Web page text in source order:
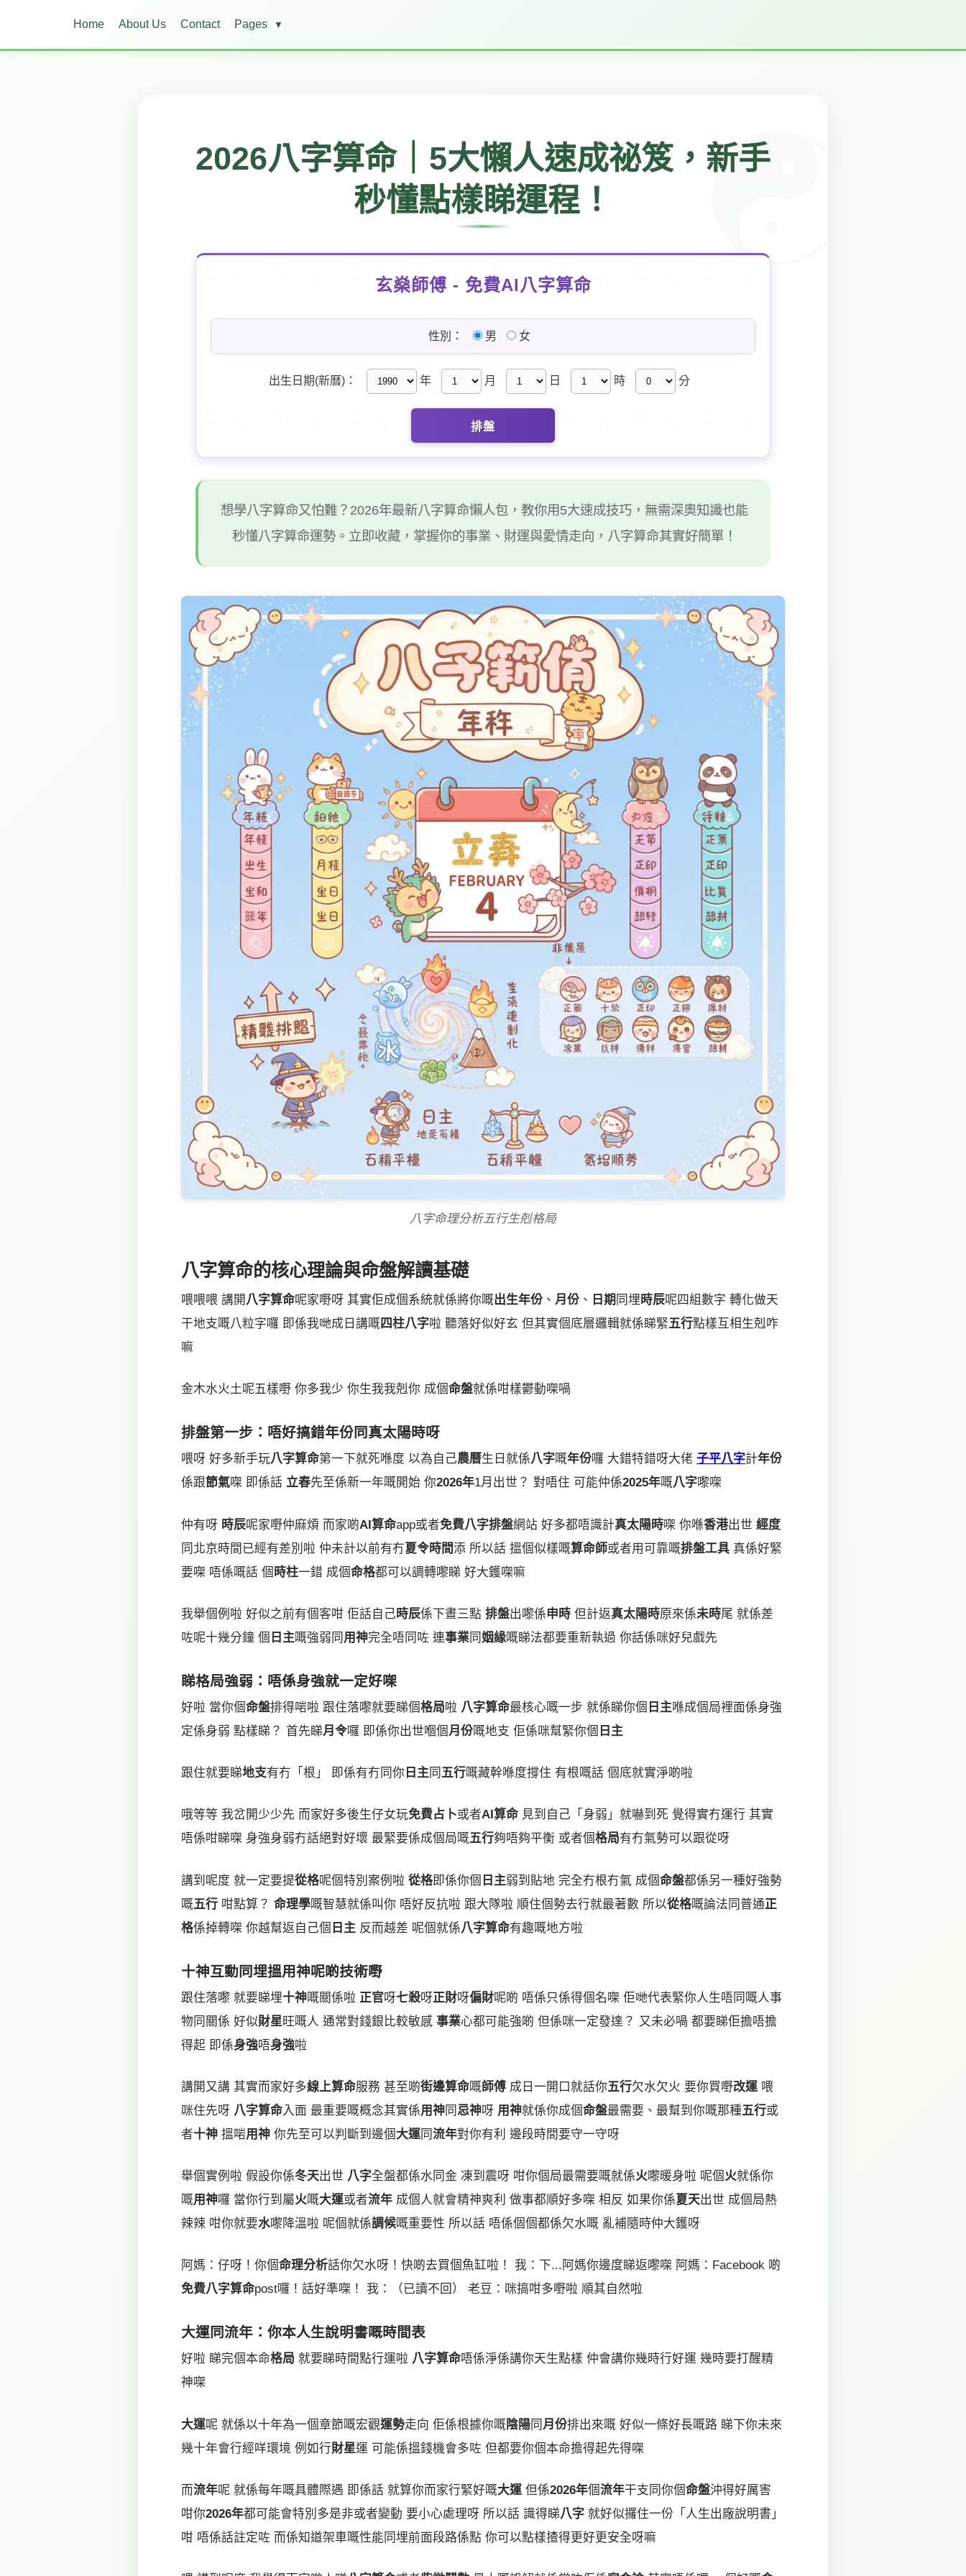
Home About Us Contact Pages ▼
2026八字算命｜5大懶人速成祕笈，新手
秒懂點樣睇運程！
玄燊師傅 - 免費AI八字算命
性別： 男 女
出生日期(新曆)： 年 月 日 時 分
排盤
想學八字算命又怕難？2026年最新八字算命懶人包，教你用5大速成技巧，無需深奧知識也能
秒懂八字算命運勢。立即收藏，掌握你的事業、財運與愛情走向，八字算命其實好簡單！
八字命理分析五行生剋格局
八字算命的核心理論與命盤解讀基礎
喂喂喂 講開八字算命呢家嘢呀 其實佢成個系統就係將你嘅出生年份 、 月份 、 日期 同埋 時辰呢四組數字 轉化做天
干地支嘅八粒字囉 即係我哋成日講嘅四柱八字啦 聽落好似好玄 但其實個底層邏輯就係睇緊五行點樣互相生剋咋
嘛
金木水火土呢五樣嘢 你多我少 你生我我剋你 成個命盤就係咁樣鬱動㗎喎
排盤第一步：唔好搞錯年份同真太陽時呀
喂呀 好多新手玩八字算命第一下就死喺度 以為自己農曆生日就係八字嘅年份囉 大錯特錯呀大佬 子平八字計年份
係跟節氣㗎 即係話 立春先至係新一年嘅開始 你2026年1月出世？ 對唔住 可能仲係2025年嘅八字嚟㗎
仲有呀 時辰呢家嘢仲麻煩 而家啲AI算命app或者免費八字排盤網站 好多都唔識計真太陽時㗎 你喺香港出世 經度
同北京時間已經有差別啦 仲未計以前有冇夏令時間 添 所以話 搵個似樣嘅算命師或者用可靠嘅排盤工具 真係好緊
要㗎 唔係嘅話 個 時柱一錯 成個命格都可以調轉嚟睇 好大鑊㗎嘛
我舉個例啦 好似之前有個客咁 佢話自己 時辰係下晝三點 排盤出嚟係申時 但計返真太陽時原來係未時尾 就係差
咗呢十幾分鐘 個 日主嘅強弱同 用神完全唔同咗 連事業同姻緣嘅睇法都要重新執過 你話係咪好兒戲先
睇格局強弱：唔係身強就一定好㗎
好啦 當你個命盤排得啱啦 跟住落嚟就要睇個格局啦 八字算命最核心嘅一步 就係睇你個 日主喺成個局裡面係身強
定係身弱 點樣睇？ 首先睇月令囉 即係你出世嗰個月份嘅地支 佢係咪幫緊你個 日主
跟住就要睇地支有冇「根」 即係有冇同你 日主同 五行嘅藏幹喺度撐住 有根嘅話 個底就實淨啲啦
哦等等 我岔開少少先 而家好多後生仔女玩免費占卜或者AI算命 見到自己「身弱」就嚇到死 覺得實冇運行 其實
唔係咁睇㗎 身強身弱冇話絕對好壞 最緊要係成個局嘅五行夠唔夠平衡 或者個格局有冇氣勢可以跟從呀
講到呢度 就一定要提從格呢個特別案例啦 從格即係你個 日主弱到貼地 完全冇根冇氣 成個命盤都係另一種好強勢
嘅五行 咁點算？ 命理學嘅智慧就係叫你 唔好反抗啦 跟大隊啦 順住個勢去行就最著數 所以從格嘅論法同普通正
格係掉轉㗎 你越幫返自己個 日主 反而越差 呢個就係八字算命有趣嘅地方啦
十神互動同埋搵用神呢啲技術嘢
跟住落嚟 就要睇埋十神嘅關係啦 正官呀七殺呀正財呀偏財呢啲 唔係只係得個名㗎 佢哋代表緊你人生唔同嘅人事
物同關係 好似財星旺嘅人 通常對錢銀比較敏感 事業心都可能強啲 但係咪一定發達？ 又未必喎 都要睇佢擔唔擔
得起 即係身強唔身強啦
講開又講 其實而家好多線上算命服務 甚至啲街邊算命嘅師傅 成日一開口就話你五行欠水欠火 要你買嘢改運喂
咪住先呀 八字算命入面 最重要嘅概念其實係用神同 忌神呀 用神就係你成個命盤最需要、最幫到你嘅那種五行或
者十神 搵啱用神 你先至可以判斷到邊個 大運同流年對你有利 邊段時間要守一守呀
舉個實例啦 假設你係冬天出世 八字全盤都係水同金 凍到震呀 咁你個局最需要嘅就係火嚟暖身啦 呢個火就係你
嘅用神囉 當你行到屬火嘅大運或者流年 成個人就會精神爽利 做事都順好多㗎 相反 如果你係夏天出世 成個局熱
辣辣 咁你就要水嚟降溫啦 呢個就係調候嘅重要性 所以話 唔係個個都係欠水嘅 亂補隨時仲大鑊呀
阿媽：仔呀！你個命理分析話你欠水呀！快啲去買個魚缸啦！ 我：下...阿媽你邊度睇返嚟㗎 阿媽：Facebook 啲
免費八字算命post囉！話好準㗎！ 我：（已讀不回） 老豆：咪搞咁多嘢啦 順其自然啦
大運同流年 ：你本人生說明書嘅時間表
好啦 睇完個本命格局 就要睇時間點行運啦 八字算命唔係淨係講你天生點樣 仲會講你幾時行好運 幾時要打醒精
神㗎
大運呢 就係以十年為一個章節嘅宏觀運勢走向 佢係根據你嘅 陰陽同 月份排出來嘅 好似一條好長嘅路 睇下你未來
幾十年會行經咩環境 例如行財星運 可能係搵錢機會多咗 但都要你個本命擔得起先得㗎
而流年呢 就係每年嘅具體際遇 即係話 就算你而家行緊好嘅大運但係2026年個流年干支同你個命盤沖得好厲害
咁你2026年都可能會特別多是非或者變動 要小心處理呀 所以話 識得睇八字 就好似攞住一份「人生出廠說明書」
咁 唔係話註定咗 而係知道架車嘅性能同埋前面段路係點 你可以點樣揸得更好更安全呀嘛